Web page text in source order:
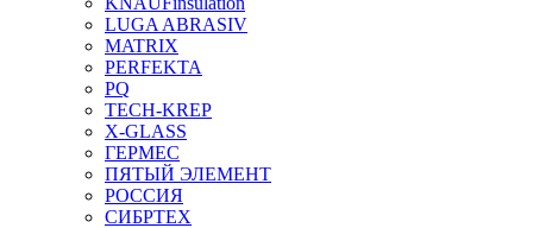
LUGA ABRASIV
MATRIX
PERFEKTA
PQ
TECH-KREP
X-GLASS
ГЕРМЕС
ПЯТЫЙ ЭЛЕМЕНТ
РОССИЯ
СИБРТЕХ